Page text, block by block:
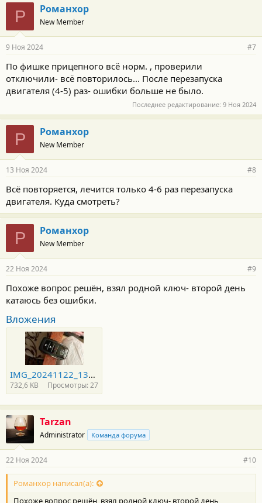
Р Романхор
New Member
9 Ноя 2024 #7
По фишке прицепного всё норм. , проверили
отключили- всё повторилось... После перезапуска
двигателя (4-5) раз- ошибки больше не было.
Последнее редактирование: 9 Ноя 2024
Р Романхор
New Member
13 Ноя 2024 #8
Всё повторяется, лечится только 4-6 раз перезапуска
двигателя. Куда смотреть?
Р Романхор
New Member
22 Ноя 2024 #9
Похоже вопрос решён, взял родной ключ- второй день
катаюсь без ошибки.
Вложения
IMG_20241122_133833.jpg
732,6 KB Просмотры: 27
Tarzan
Administrator Команда форума
22 Ноя 2024 #10
Романхор написал(а):
Похоже вопрос решён, взял родной ключ- второй день